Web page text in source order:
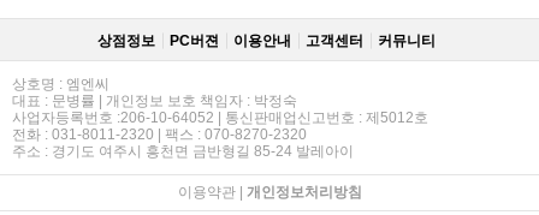
상점정보 PC버젼 이용안내 고객센터 커뮤니티
상호명 : 엠엔씨
대표 : 문병률 | 개인정보 보호 책임자 : 박정숙
사업자등록번호 :206-10-64052 | 통신판매업신고번호 : 제5012호
전화 : 031-8011-2320 | 팩스 : 070-8270-2320
주소 : 경기도 여주시 흥천면 금반형길 85-24 발레아이
이용약관| 개인정보처리방침